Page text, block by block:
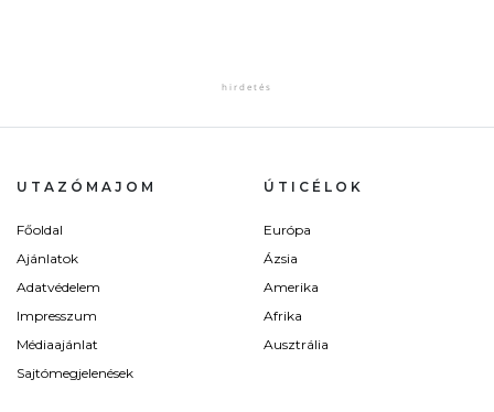
UTAZÓMAJOM
Főoldal
Ajánlatok
Adatvédelem
Impresszum
Médiaajánlat
Sajtómegjelenések
ÚTICÉLOK
Európa
Ázsia
Amerika
Afrika
Ausztrália